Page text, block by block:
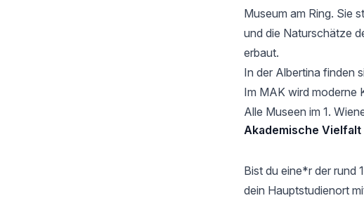
Museum am Ring. Sie
und die Naturschätze
erbaut.
In der Albertina finden
Im MAK wird moderne
Alle Museen im 1.
Akademische Vielfalt
Bist du eine*r der rund
dein Hauptstudienort